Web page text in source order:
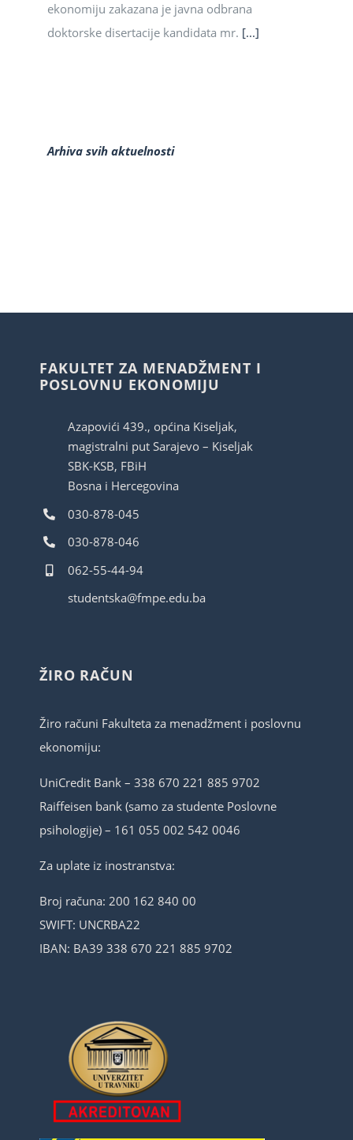
ekonomiju zakazana je javna odbrana
doktorske disertacije kandidata mr. [...]
Arhiva svih aktuelnosti
FAKULTET ZA MENADŽMENT I
POSLOVNU EKONOMIJU
Azapovići 439., općina Kiseljak,
magistralni put Sarajevo – Kiseljak
SBK-KSB, FBiH
Bosna i Hercegovina
030-878-045
030-878-046
062-55-44-94
studentska@fmpe.edu.ba
ŽIRO RAČUN
Žiro računi Fakulteta za menadžment i poslovnu
ekonomiju:
UniCredit Bank – 338 670 221 885 9702
Raiffeisen bank (samo za studente Poslovne
psihologije) – 161 055 002 542 0046
Za uplate iz inostranstva:
Broj računa: 200 162 840 00
SWIFT: UNCRBA22
IBAN: BA39 338 670 221 885 9702